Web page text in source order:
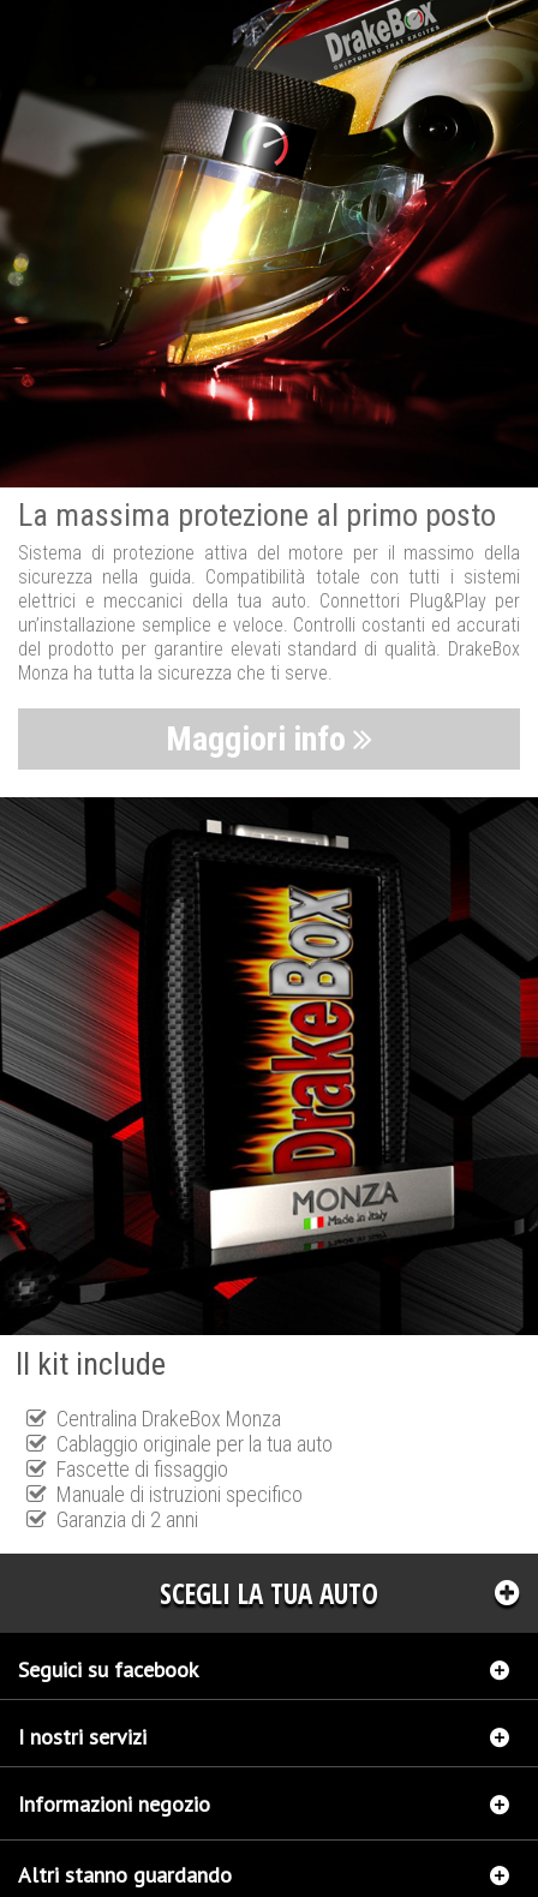
La massima protezione al primo posto
Sistema di protezione attiva del motore per il massimo della
sicurezza nella guida. Compatibilità totale con tutti i sistemi
elettrici e meccanici della tua auto. Connettori Plug&Play per
un’installazione semplice e veloce. Controlli costanti ed accurati
del prodotto per garantire elevati standard di qualità. DrakeBox
Monza ha tutta la sicurezza che ti serve.
Maggiori info
Il kit include
Centralina DrakeBox Monza
Cablaggio originale per la tua auto
Fascette di fissaggio
Manuale di istruzioni specifico
Garanzia di 2 anni
SCEGLI LA TUA AUTO
Seguici su facebook
I nostri servizi
Informazioni negozio
Altri stanno guardando